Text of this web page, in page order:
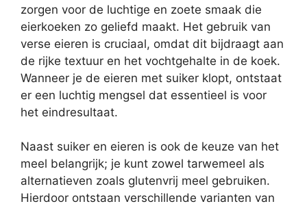
zorgen voor de luchtige en zoete smaak die
eierkoeken zo geliefd maakt. Het gebruik van
verse eieren is cruciaal, omdat dit bijdraagt aan
de rijke textuur en het vochtgehalte in de koek.
Wanneer je de eieren met suiker klopt, ontstaat
er een luchtig mengsel dat essentieel is voor
het eindresultaat.
Naast suiker en eieren is ook de keuze van het
meel belangrijk; je kunt zowel tarwemeel als
alternatieven zoals glutenvrij meel gebruiken.
Hierdoor ontstaan verschillende varianten van